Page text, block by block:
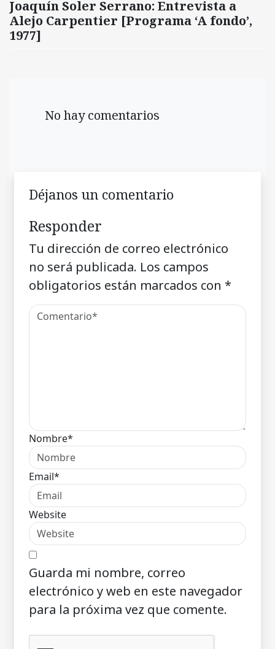
Joaquín Soler Serrano: Entrevista a
Alejo Carpentier [Programa ‘A fondo’,
1977]
No hay comentarios
Déjanos un comentario
Responder
Tu dirección de correo electrónico
no será publicada. Los campos
obligatorios están marcados con *
Nombre*
Email*
Website
Guarda mi nombre, correo
electrónico y web en este navegador
para la próxima vez que comente.